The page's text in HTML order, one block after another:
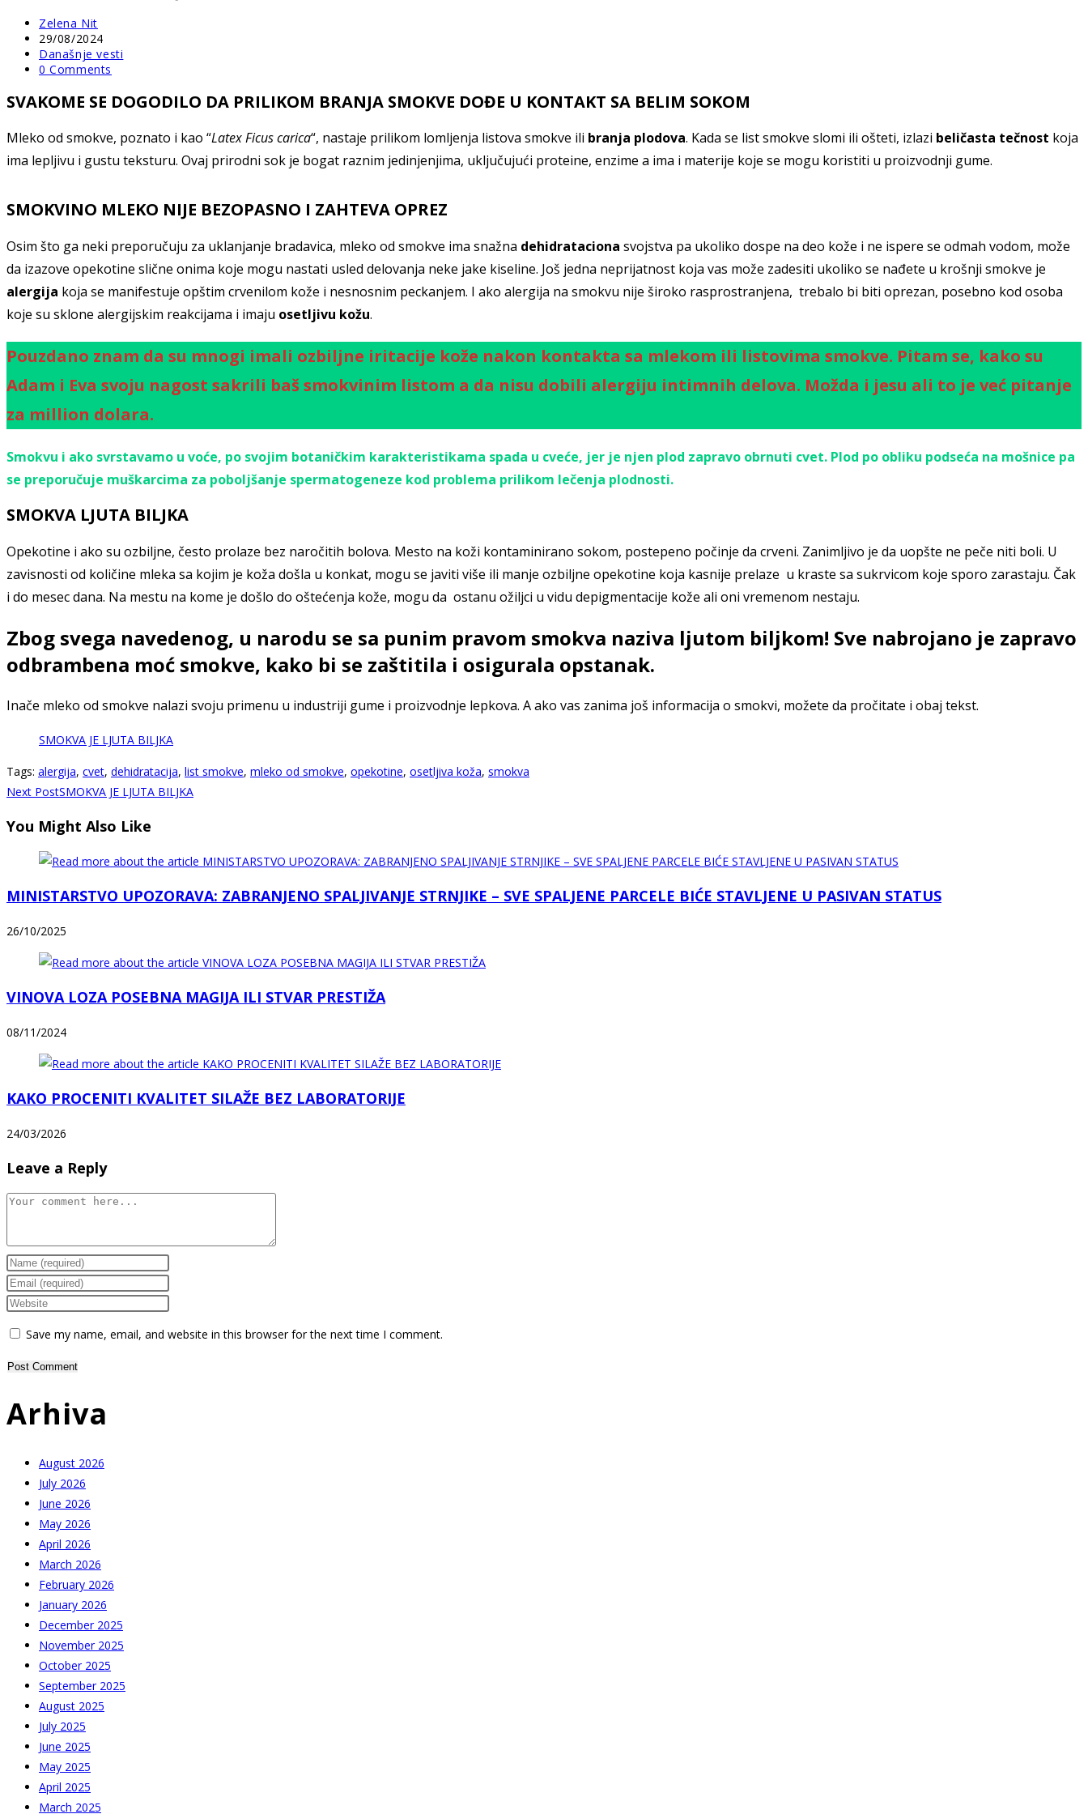
Post
author:
Zelena Nit
Post
published:
29/08/2024
Post
category:
Današnje vesti
Post
0 Comments
SVAKOME SE DOGODILO DA PRILIKOM BRANJA SMOKVE DOĐE U KONTAKT SA BELIM SOKOM
Mleko od smokve, poznato i kao “Latex Ficus carica“, nastaje prilikom lomljenja listova smokve ili branja plodova. Kada se list smokve slomi ili ošteti, izlazi beličasta tečnost koja
ima lepljivu i gustu teksturu. Ovaj prirodni sok je bogat raznim jedinjenjima, uključujući proteine, enzime a ima i materije koje se mogu koristiti u proizvodnji gume.
SMOKVINO MLEKO NIJE BEZOPASNO I ZAHTEVA OPREZ
Osim što ga neki preporučuju za uklanjanje bradavica, mleko od smokve ima snažna dehidrataciona svojstva pa ukoliko dospe na deo kože i ne ispere se odmah vodom, može
da izazove opekotine slične onima koje mogu nastati usled delovanja neke jake kiseline. Još jedna neprijatnost koja vas može zadesiti ukoliko se nađete u krošnji smokve je
alergija koja se manifestuje opštim crvenilom kože i nesnosnim peckanjem. I ako alergija na smokvu nije široko rasprostranjena, trebalo bi biti oprezan, posebno kod osoba
koje su sklone alergijskim reakcijama i imaju osetljivu kožu.
Pouzdano znam da su mnogi imali ozbiljne iritacije kože nakon kontakta sa mlekom ili listovima smokve. Pitam se, kako su
Adam i Eva svoju nagost sakrili baš smokvinim listom a da nisu dobili alergiju intimnih delova. Možda i jesu ali to je već pitanje
za million dolara.
Smokvu i ako svrstavamo u voće, po svojim botaničkim karakteristikama spada u cveće, jer je njen plod zapravo obrnuti cvet. Plod po obliku podseća na mošnice pa
se preporučuje muškarcima za poboljšanje spermatogeneze kod problema prilikom lečenja plodnosti.
SMOKVA LJUTA BILJKA
Opekotine i ako su ozbiljne, često prolaze bez naročitih bolova. Mesto na koži kontaminirano sokom, postepeno počinje da crveni. Zanimljivo je da uopšte ne peče niti boli. U
zavisnosti od količine mleka sa kojim je koža došla u konkat, mogu se javiti više ili manje ozbiljne opekotine koja kasnije prelaze u kraste sa sukrvicom koje sporo zarastaju. Čak
i do mesec dana. Na mestu na kome je došlo do oštećenja kože, mogu da ostanu ožiljci u vidu depigmentacije kože ali oni vremenom nestaju.
Zbog svega navedenog, u narodu se sa punim pravom smokva naziva ljutom biljkom! Sve nabrojano je zapravo
odbrambena moć smokve, kako bi se zaštitila i osigurala opstanak.
Inače mleko od smokve nalazi svoju primenu u industriji gume i proizvodnje lepkova. A ako vas zanima još informacija o smokvi, možete da pročitate i obaj tekst.
SMOKVA JE LJUTA BILJKA
Tags: alergija, cvet, dehidratacija, list smokve, mleko od smokve, opekotine, osetljiva koža, smokva
Read
articles
Next PostSMOKVA JE LJUTA BILJKA
You Might Also Like
MINISTARSTVO UPOZORAVA: ZABRANJENO SPALJIVANJE STRNJIKE – SVE SPALJENE PARCELE BIĆE STAVLJENE U PASIVAN STATUS
26/10/2025
VINOVA LOZA POSEBNA MAGIJA ILI STVAR PRESTIŽA
08/11/2024
KAKO PROCENITI KVALITET SILAŽE BEZ LABORATORIJE
24/03/2026
Leave a Reply
Comment
Enter
your
name
username
to
Enter
your
address
to
Enter
website
URL
Save my name, email, and website in this browser for the next time I comment.
Arhiva
August 2026
July 2026
June 2026
May 2026
April 2026
March 2026
February 2026
January 2026
December 2025
November 2025
October 2025
September 2025
August 2025
July 2025
June 2025
May 2025
April 2025
March 2025